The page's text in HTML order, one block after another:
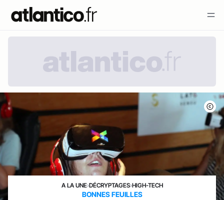
A LA UNE›DÉCRYPTAGES›HIGH-TECH
BONNES FEUILLES